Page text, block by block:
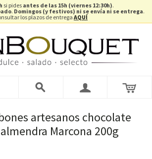
si pides antes de las 15h (viernes 12:30h).
. Domingos (y festivos) ni se envía ni se entrega.
los plazos de entrega AQUÍ
artesanos chocolate
Marcona 200g